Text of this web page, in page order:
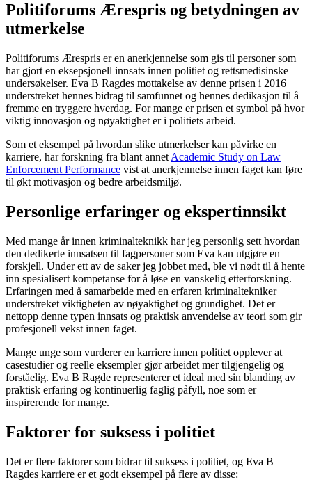
Politiforums Ærespris og betydningen av
utmerkelse
Politiforums Ærespris er en anerkjennelse som gis til personer som
har gjort en eksepsjonell innsats innen politiet og rettsmedisinske
undersøkelser. Eva B Ragdes mottakelse av denne prisen i 2016
understreket hennes bidrag til samfunnet og hennes dedikasjon til å
fremme en tryggere hverdag. For mange er prisen et symbol på hvor
viktig innovasjon og nøyaktighet er i politiets arbeid.
Som et eksempel på hvordan slike utmerkelser kan påvirke en
karriere, har forskning fra blant annet Academic Study on Law
Enforcement Performance vist at anerkjennelse innen faget kan føre
til økt motivasjon og bedre arbeidsmiljø.
Personlige erfaringer og ekspertinnsikt
Med mange år innen kriminalteknikk har jeg personlig sett hvordan
den dedikerte innsatsen til fagpersoner som Eva kan utgjøre en
forskjell. Under ett av de saker jeg jobbet med, ble vi nødt til å hente
inn spesialisert kompetanse for å løse en vanskelig etterforskning.
Erfaringen med å samarbeide med en erfaren kriminaltekniker
understreket viktigheten av nøyaktighet og grundighet. Det er
nettopp denne typen innsats og praktisk anvendelse av teori som gir
profesjonell vekst innen faget.
Mange unge som vurderer en karriere innen politiet opplever at
casestudier og reelle eksempler gjør arbeidet mer tilgjengelig og
forståelig. Eva B Ragde representerer et ideal med sin blanding av
praktisk erfaring og kontinuerlig faglig påfyll, noe som er
inspirerende for mange.
Faktorer for suksess i politiet
Det er flere faktorer som bidrar til suksess i politiet, og Eva B
Ragdes karriere er et godt eksempel på flere av disse: